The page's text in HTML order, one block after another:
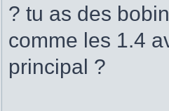
? tu as des
comme les 1.4
principal ?